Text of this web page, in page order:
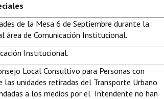
de la Mesa 6 de Septiembre durante la
área de Comunicación Institucional.
Institucional.
Local Consultivo para Personas con
unidades retiradas del Transporte Urbano
a los medios por el Intendente no han